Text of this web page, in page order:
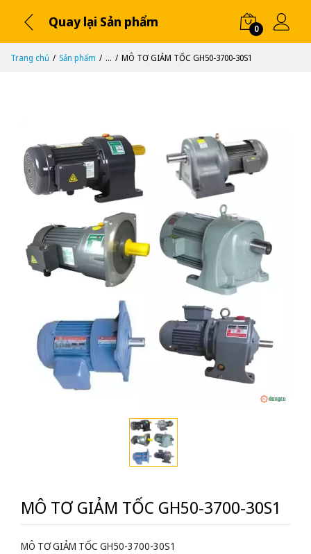
Quay lại Sản phẩm 0
Trang chủ Sản phẩm ... MÔ TƠ GIẢM TỐC GH50-3700-30S1
MÔ TƠ GIẢM TỐC GH50-3700-30S1
MÔ TƠ GIẢM TỐC GH50-3700-30S1